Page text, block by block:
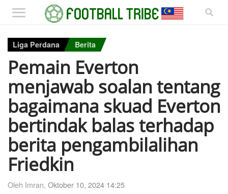
Liga Perdana Berita
Pemain Everton
menjawab soalan tentang
bagaimana skuad Everton
bertindak balas terhadap
berita pengambilalihan
Friedkin
Oleh Imran, Oktober 10, 2024 14:25